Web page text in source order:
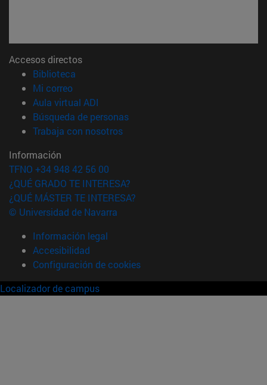
Accesos directos
Biblioteca
Mi correo(abre en nueva ventana)
Aula virtual ADI
Búsqueda de personas(abre en nueva ventana)
Trabaja con nosotros(abre en nueva ventana)
Información
TFNO +34 948 42 56 00
¿QUÉ GRADO TE INTERESA?
¿QUÉ MÁSTER TE INTERESA?
© Universidad de Navarra
Información legal
Accesibilidad
Configuración de cookies
Localizador de campus